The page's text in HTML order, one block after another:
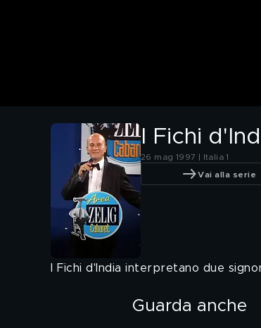
I Fichi
26 mag 1997 | Italia 1
Vai alla serie
I Fichi d'India interpretano due
Guarda anche